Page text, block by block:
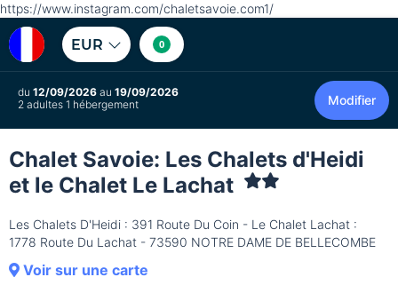
https://www.instagram.com/chaletsavoie.com1/
EUR 0
du 12/09/2026 au 19/09/2026
2 adultes 1 hébergement
Modifier
Chalet Savoie: Les Chalets d'Heidi
et le Chalet Le Lachat
Les Chalets D'Heidi : 391 Route Du Coin - Le Chalet Lachat :
1778 Route Du Lachat - 73590 NOTRE DAME DE BELLECOMBE
Voir sur une carte